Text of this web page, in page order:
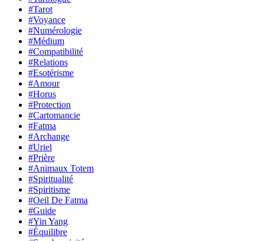
#Tarot
#Voyance
#Numérologie
#Médium
#Compatibilité
#Relations
#Esotérisme
#Amour
#Horus
#Protection
#Cartomancie
#Fatma
#Archange
#Uriel
#Prière
#Animaux Totem
#Spiritualité
#Spiritisme
#Oeil De Fatma
#Guide
#Yin Yang
#Équilibre